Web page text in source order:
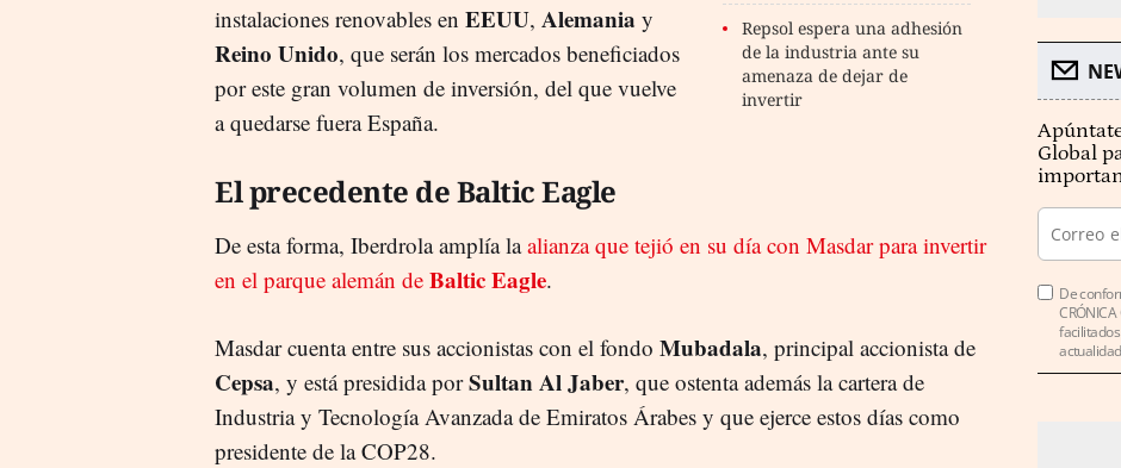
Repsol espera una adhesión
de la industria ante su
amenaza de dejar de
invertir
instalaciones renovables en EEUU, Alemania y
Reino Unido, que serán los mercados beneficiados
por este gran volumen de inversión, del que vuelve
a quedarse fuera España.
El precedente de Baltic Eagle
De esta forma, Iberdrola amplía laalianza que tejió en su día con Masdar para invertir
en el parque alemán de Baltic Eagle.
Masdar cuenta entre sus accionistas con el fondo Mubadala, principal accionista de
Cepsa, y está presidida porSultan Al Jaber, que ostenta además la cartera de
Industria y Tecnología Avanzada de Emiratos Árabes y que ejerce estos días como
presidente de la COP28.
Global
De